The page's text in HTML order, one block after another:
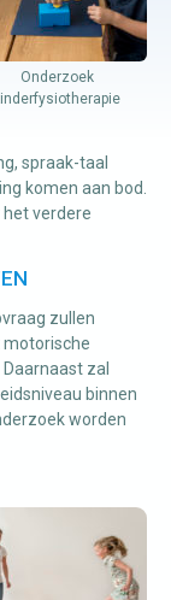
Onderzoek
spraak-taal
komen aan bod.
het verdere
zullen
zal
binnen
worden